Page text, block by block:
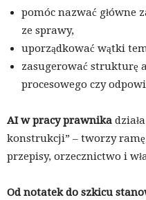
pomóc nazwać główne
ze sprawy,
uporządkować wątki
zasugerować strukturę
procesowego czy
AI w pracy prawnika
konstrukcji” – tworzy
przepisy, orzecznictwo i
Od notatek do szkicu